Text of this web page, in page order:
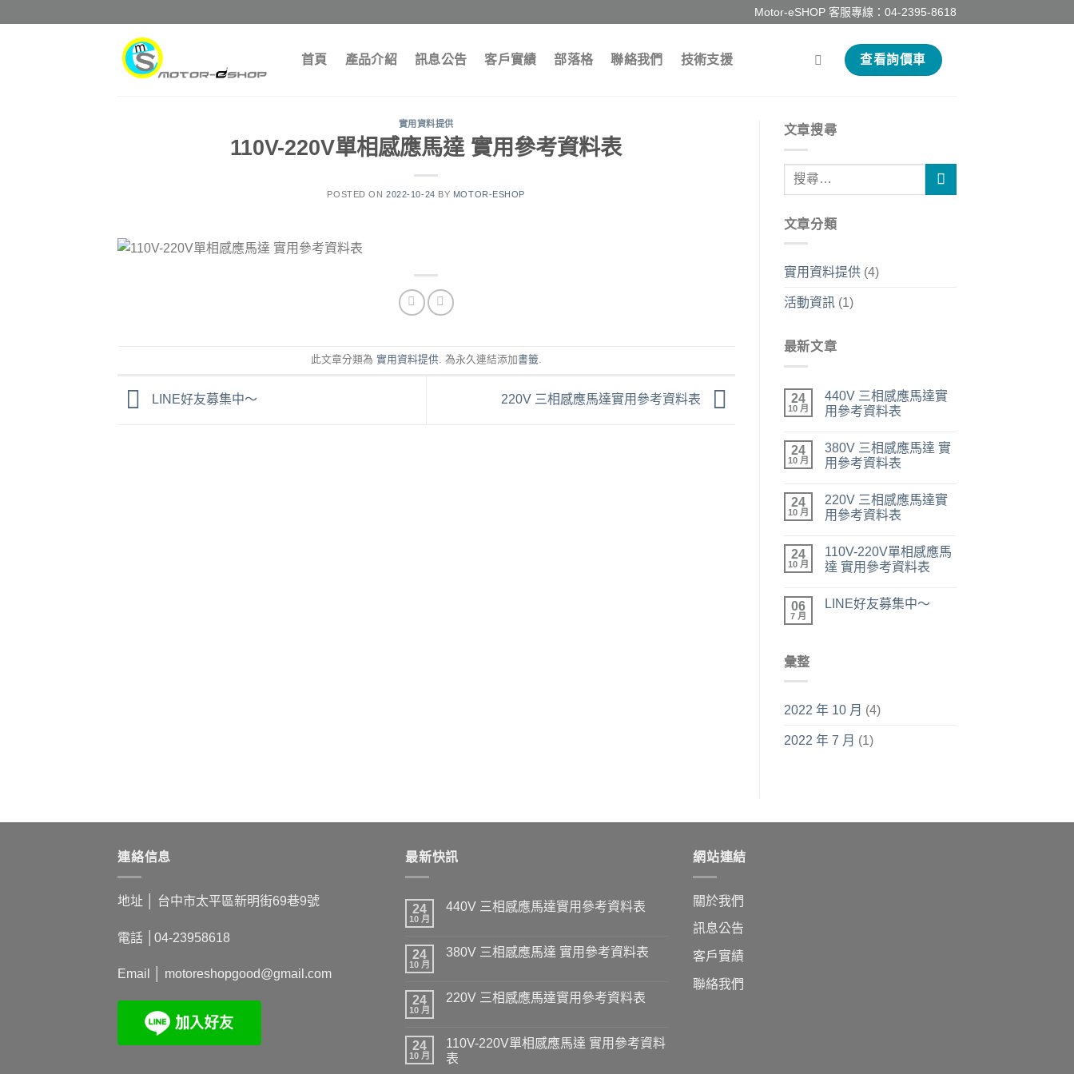
Motor-eSHOP 客服專線： 04-2395-8618
首頁 產品介紹 訊息公告 客戶實績 部落格 聯絡我們 技術支援 查看詢價車
實用資料提供
110V-220V單相感應馬達 實用參考資料表
POSTED ON2022-10-24 BY MOTOR-ESHOP
此文章分類為 實用資料提供. 為永久連結添加書籤.
LINE好友募集中～ 220V 三相感應馬達實用參考資料表
文章搜尋
文章分類
實用資料提供(4)
活動資訊(1)
最新文章
24
10 月
440V 三相感應馬達實
用參考資料表
24
10 月
380V 三相感應馬達 實
用參考資料表
24
10 月
220V 三相感應馬達實
用參考資料表
24
10 月
110V-220V單相感應馬
達 實用參考資料表
06
7 月
LINE好友募集中～
彙整
2022 年 10 月 (4)
2022 年 7 月 (1)
連絡信息
地址 │ 台中市太平區新明街69巷9號
電話 │ 04-23958618
Email │ motoreshopgood@gmail.com
最新快訊
24
10 月
440V 三相感應馬達實用參考資料表
24
10 月
380V 三相感應馬達 實用參考資料表
24
10 月
220V 三相感應馬達實用參考資料表
24
10 月
110V-220V單相感應馬達 實用參考資料
表
網站連結
關於我們
訊息公告
客戶實績
聯絡我們